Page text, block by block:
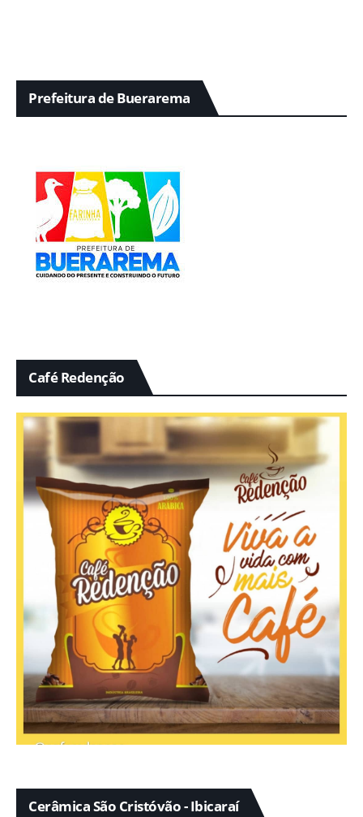
Prefeitura de Buerarema
Café Redenção
Cerâmica São Cristóvão - Ibicaraí